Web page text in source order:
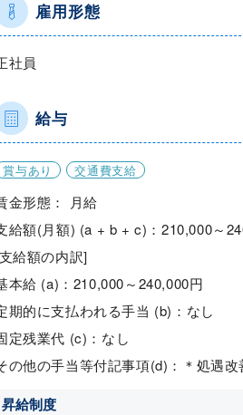
雇用形態
社員
給与
賞与あり 交通費支給
金形態： 月給
給額(月額) (a + b + c)：210,000～
給額の内訳]
本給 (a)：210,000～240,000円
期的に支払われる手当 (b)：なし
定残業代 (c)：なし
の他の手当等付記事項(d)：＊処遇改
昇給制度